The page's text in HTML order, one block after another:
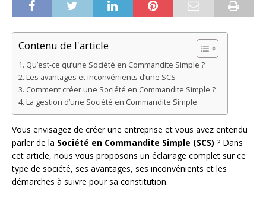
Contenu de l'article
Qu’est-ce qu’une Société en Commandite Simple ?
Les avantages et inconvénients d’une SCS
Comment créer une Société en Commandite Simple ?
La gestion d’une Société en Commandite Simple
Vous envisagez de créer une entreprise et vous avez entendu
parler de la Société en Commandite Simple (SCS) ? Dans
cet article, nous vous proposons un éclairage complet sur ce
type de société, ses avantages, ses inconvénients et les
démarches à suivre pour sa constitution.